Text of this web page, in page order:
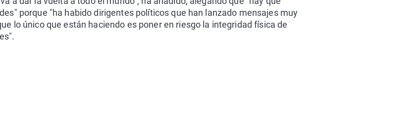
porque "ha habido dirigentes políticos que han lanzado mensajes muy
lo único que están haciendo es poner en riesgo la integridad física de